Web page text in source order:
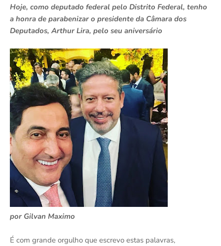
Hoje, como deputado federal pelo Distrito Federal, tenho
a honra de parabenizar o presidente da Câmara dos
Deputados, Arthur Lira, pelo seu aniversário
por Gilvan Maximo
É com grande orgulho que escrevo estas palavras,